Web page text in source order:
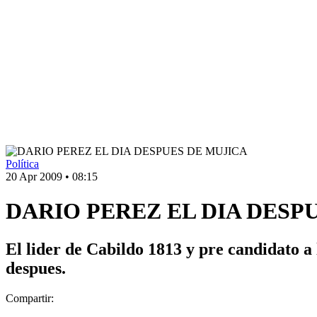
Política
20 Apr 2009 • 08:15
DARIO PEREZ EL DIA
El lider de Cabildo 1813 y pre candidato
despues.
Compartir: